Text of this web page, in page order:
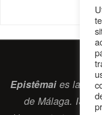
Epistêmaies la
de Málaga. ISSN